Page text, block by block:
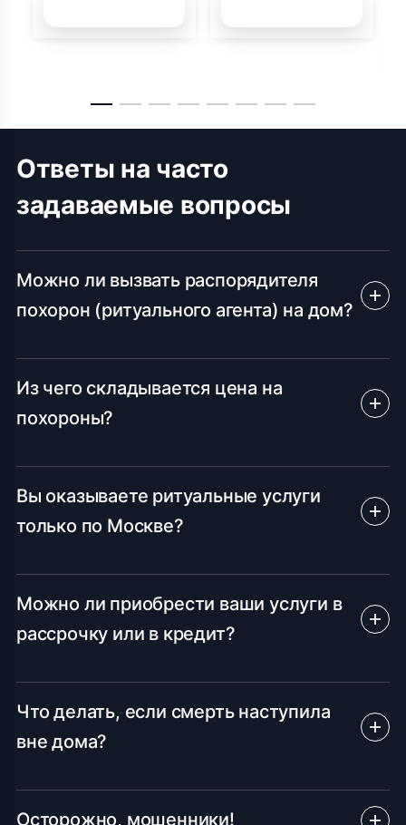
Ответы на часто
задаваемые вопросы
Можно ли вызвать распорядителя
похорон (ритуального агента) на дом?
Из чего складывается цена на
похороны?
Вы оказываете ритуальные услуги
только по Москве?
Можно ли приобрести ваши услуги в
рассрочку или в кредит?
Что делать, если смерть наступила
вне дома?
Осторожно, мошенники!